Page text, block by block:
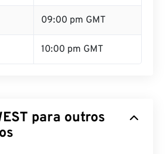
09:00 pm GMT
10:00 pm GMT
para outros